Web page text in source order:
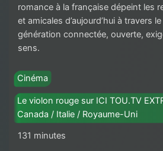
romance à la française dépeint les
et amicales d’aujourd’hui à travers
génération connectée, ouverte,
sens.
Cinéma
Le violon rouge sur ICI TOU.TV
Canada / Italie / Royaume-Uni
131 minutes